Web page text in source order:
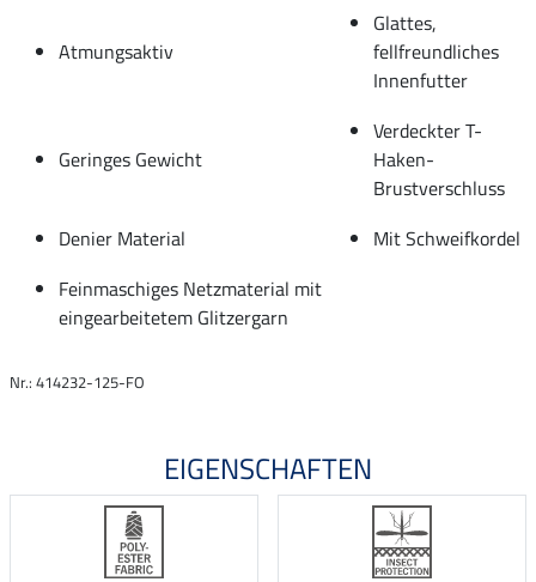
Atmungsaktiv
Glattes,
fellfreundliches
Innenfutter
Geringes Gewicht
Verdeckter T-
Haken-
Brustverschluss
Denier Material
Mit Schweifkordel
Feinmaschiges Netzmaterial mit
eingearbeitetem Glitzergarn
Nr.: 414232-125-FO
EIGENSCHAFTEN